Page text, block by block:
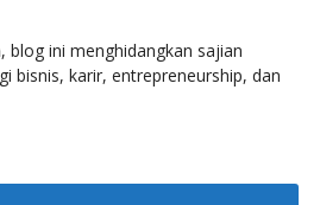
, blog ini menghidangkan sajian
bisnis, karir, entrepreneurship, dan